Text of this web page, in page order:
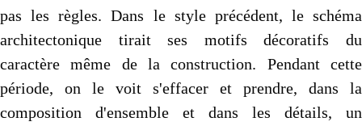
pas les règles. Dans le style précédent, le schéma
architectonique tirait ses motifs décoratifs du
caractère même de la construction. Pendant cette
période, on le voit s'effacer et prendre, dans la
composition d'ensemble et dans les détails, un